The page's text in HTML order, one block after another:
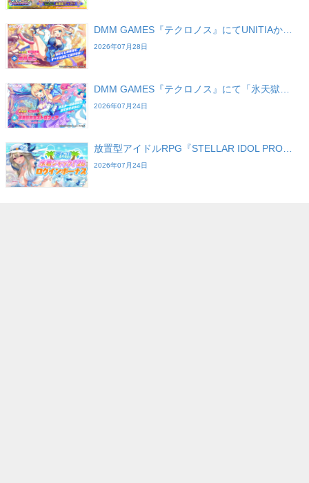
DMM GAMES『テクロノス』にてUNITIAか…
2026年07月28日
DMM GAMES『テクロノス』にて「氷天獄…
2026年07月24日
放置型アイドルRPG『STELLAR IDOL PRO…
2026年07月24日